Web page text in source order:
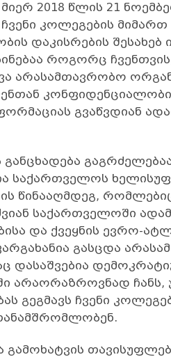
2018 წლის 21
კოლეგების მიმართ
დაკისრების შესახებ
როგორც ჩვენთვის,
არასამთავრობო
გვაწვდიან
წინააღმდეგ,
საქართველოში
და ქვეყნის ევრო-
გასცდა
დასაშვებია
არაორაზროვნად ჩანს,
გეგმავს ჩვენი